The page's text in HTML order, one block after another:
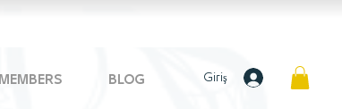
MEMBERS BLOG Giriş